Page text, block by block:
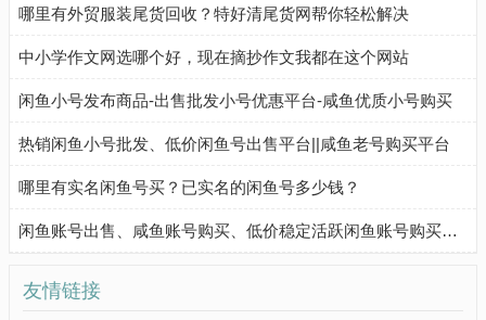
哪里有外贸服装尾货回收？特好清尾货网帮你轻松解决
中小学作文网选哪个好，现在摘抄作文我都在这个网站
闲鱼小号发布商品-出售批发小号优惠平台-咸鱼优质小号购买
热销闲鱼小号批发、低价闲鱼号出售平台||咸鱼老号购买平台
哪里有实名闲鱼号买？已实名的闲鱼号多少钱？
闲鱼账号出售、咸鱼账号购买、低价稳定活跃闲鱼账号购买流程
友情链接